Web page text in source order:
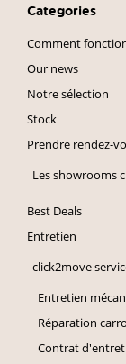
Categories
Comment
Our news
Notre sélection
Stock
Prendre rendez-
Les showrooms
Best Deals
Entretien
click2move
Entretien
Réparation
Contrat